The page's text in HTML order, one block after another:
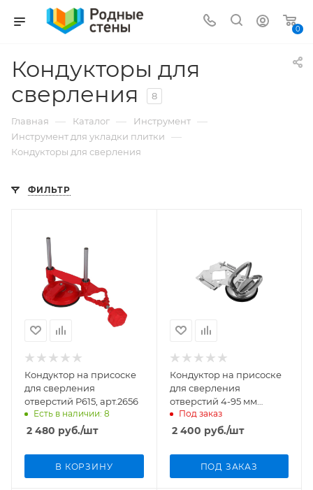
0
Кондукторы для
сверления
8
Главная — Каталог — Инструмент —
Инструмент для укладки плитки —
Кондукторы для сверления
ФИЛЬТР
Кондуктор на присоске
для сверления
отверстий P615, арт.2656
Есть в наличии: 8
2 480 руб./шт
В КОРЗИНУ
Кондуктор на присоске
для сверления
отверстий 4-95 мм
KRISTAL арт. 33388
Под заказ
2 400 руб./шт
ПОД ЗАКАЗ